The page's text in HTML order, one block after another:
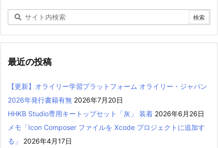
最近の投稿
【更新】オライリー学習プラットフォーム オライリー・ジャパン
2026年発行書籍有無 2026年7月20日
HHKB Studio専用キートップセット「灰」 装着 2026年6月26日
メモ「Icon Composer ファイルを Xcode プロジェクトに追加す
る」
2026年4月17日